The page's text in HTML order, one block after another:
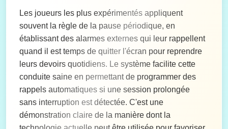
Les joueurs les plus expérimentés appliquent
souvent la règle de la pause périodique, en
établissant des alarmes externes qui leur rappellent
quand il est temps de quitter l'écran pour reprendre
leurs devoirs quotidiens. Le système facilite cette
conduite saine en permettant de programmer des
rappels automatiques si une session prolongée
sans interruption est détectée. C'est une
démonstration claire de la manière dont la